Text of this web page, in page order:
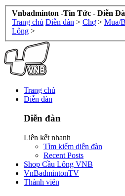
Vnbadminton -Tin Tức - Diễn
Trang chủ Diễn đàn > Chợ > Mua/
Lông >
Trang chủ
Diễn đàn
Diễn đàn
Liên kết nhanh
Tìm kiếm diễn đàn
Recent Posts
Shop Cầu Lông VNB
VnBadmintonTV
Thành viên